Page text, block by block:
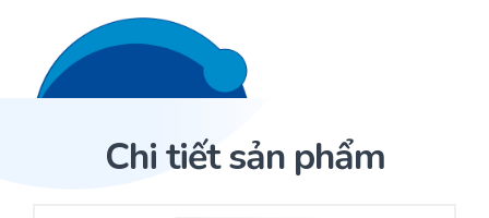
Trang ChủChi tiết sản phẩm